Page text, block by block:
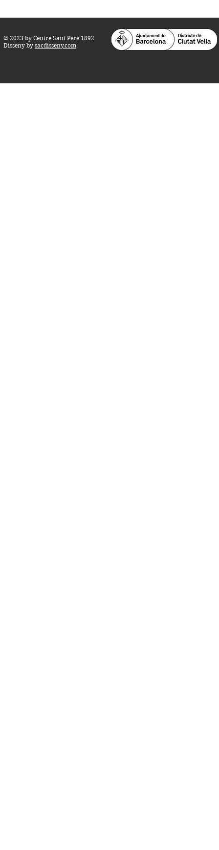
© 2023 by Centre Sant Pere 1892
Disseny by sacdisseny.com